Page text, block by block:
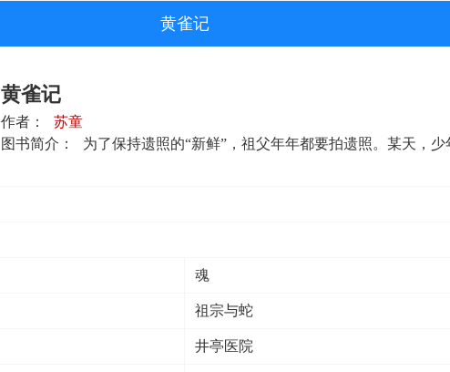
黄雀记
黄雀记
作者：
苏童
图书简介：
为了保持遗照的“新鲜”，祖父年年都要拍遗照。某天，少
魂
祖宗与蛇
井亭医院